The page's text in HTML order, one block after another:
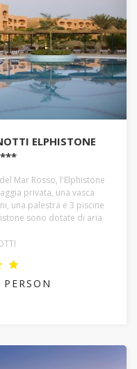
ELPHISTONE
Mar Rosso, l'Elphistone
privata, una vasca
una palestra e 3 piscine
sono dotate di aria
PERSON